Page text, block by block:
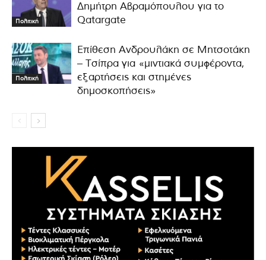
Πολιτική
Δημήτρη Αβραμόπουλου για το
Qatargate
Πολιτική
Επίθεση Ανδρουλάκη σε Μητσοτάκη
– Τσίπρα για «μιντιακά συμφέροντα,
εξαρτήσεις και στημένες
δημοσκοπήσεις»